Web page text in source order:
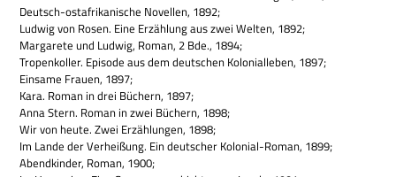
Deutsch-ost­afri­ka­ni­sche Novel­len, 1892;
Lud­wig von Rosen. Eine Erzäh­lung aus zwei Wel­ten, 1892;
Mar­ga­rete und Lud­wig, Roman, 2 Bde., 1894;
Tro­pen­kol­ler. Epi­sode aus dem deut­schen Kolo­ni­al­le­ben, 1897;
Ein­same Frauen, 1897;
Kara. Roman in drei Büchern, 1897;
Anna Stern. Roman in zwei Büchern, 1898;
Wir von heute. Zwei Erzäh­lun­gen, 1898;
Im Lande der Ver­hei­ßung. Ein deut­scher Kolo­nial-Roman, 1899;
Abend­kin­der, Roman, 1900;